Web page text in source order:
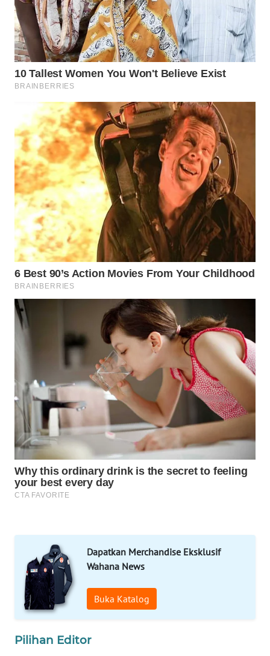
Dapatkan Merchandise Eksklusif
Wahana News
Buka Katalog
Pilihan Editor
CO ID
WAHANANEWS
NET
WAHANA
WAHANA
UMKM
WAHANA
SELEB
WAHANA
PERSONA
WAHANA
OTOMOTIF
WAHANA
HEALTH
LAPAK
WAHANA
Wahana
Network
KONSUMEN
KELISTRIKAN
WALINKI
ID
ID